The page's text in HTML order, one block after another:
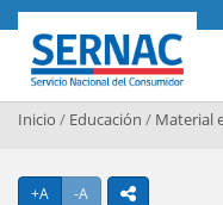
Contenido principal
SERNAC
Inicio / Educación / Material
+A Agrandar texto
-A Achicar textoicono